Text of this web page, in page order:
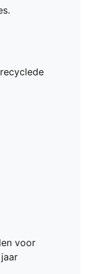
voor